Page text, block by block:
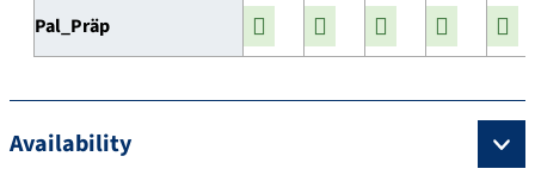
Pal_Präp
Availability